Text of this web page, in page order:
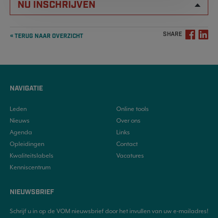
NU INSCHRIJVEN
« TERUG NAAR OVERZICHT SHARE
NAVIGATIE
Leden
Nieuws
Agenda
Opleidingen
Kwaliteitslabels
Kenniscentrum
Online tools
Over ons
Links
Contact
Vacatures
NIEUWSBRIEF
Schrijf u in op de VOM nieuwsbrief door het invullen van uw e-mailadres!